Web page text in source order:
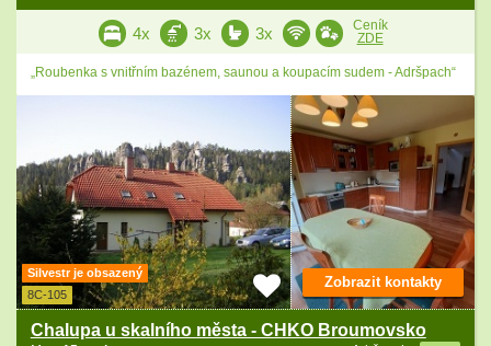
4x 3x 3x
Ceník
ZDE
„Roubenka s vnitřním bazénem, saunou a koupacím sudem - Adršpach“
Silvestr je obsazený
8C-105
Chalupa u skalního města - CHKO Broumovsko
Zobrazit kontakty